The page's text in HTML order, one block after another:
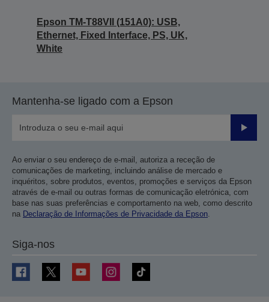
Epson TM-T88VII (151A0): USB,
Ethernet, Fixed Interface, PS, UK,
White
Mantenha-se ligado com a Epson
Enviar
Ao enviar o seu endereço de e-mail, autoriza a receção de
comunicações de marketing, incluindo análise de mercado e
inquéritos, sobre produtos, eventos, promoções e serviços da Epson
através de e-mail ou outras formas de comunicação eletrónica, com
base nas suas preferências e comportamento na web, como descrito
na Declaração de Informações de Privacidade da Epson.
Siga-nos